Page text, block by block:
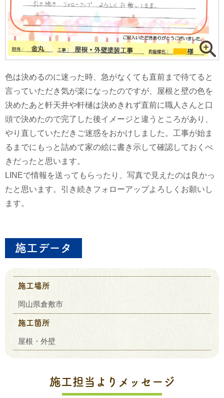
色は決めるのに迷った時、急がなくても直前まで待てると
言っていただき気が楽になったのですが、屋根と壁の色を
決めたあと軒天井や軒樋は決めきれず直前に職人さんと口
頭で決めたので完了した後イメージと違うところがあり、
やり直していただきご迷惑をおかけしました。工事が始ま
るまでにもっと詰めて家の絵に書き示して確認しておくべ
きだったと思います。
LINEで情報を送ってもらったり、写真で見えたのは良かっ
たと思います。引き続きフォローアップよろしくお願いし
ます。
施工データ
施工場所
岡山県倉敷市
施工箇所
屋根・外壁
施工担当よりメッセージ